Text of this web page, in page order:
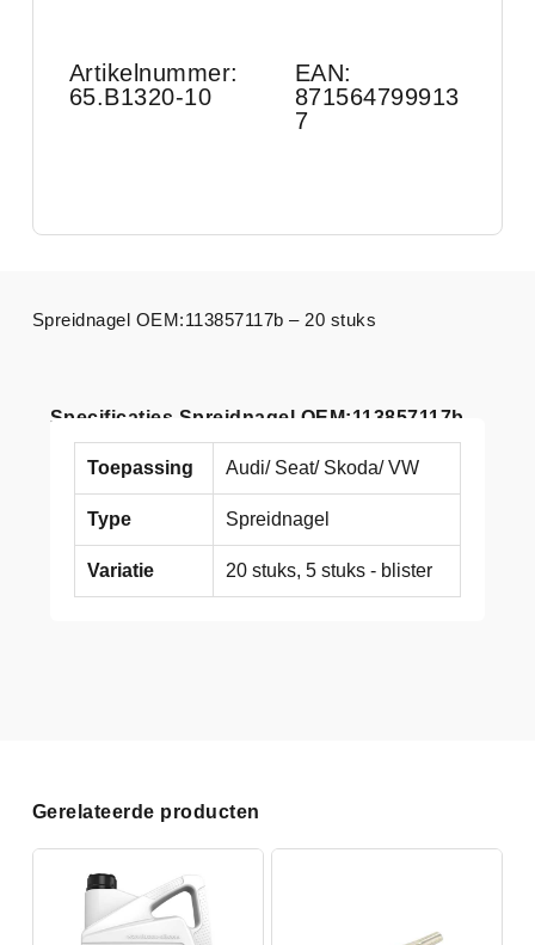
Artikelnummer:
65.B1320-10
EAN:
871564799913
7
Specificaties Spreidnagel OEM:113857117b
Toepassing Audi/ Seat/ Skoda/ VW
Type Spreidnagel
Variatie 20 stuks, 5 stuks - blister
Spreidnagel OEM:113857117b – 20 stuks
Gerelateerde producten